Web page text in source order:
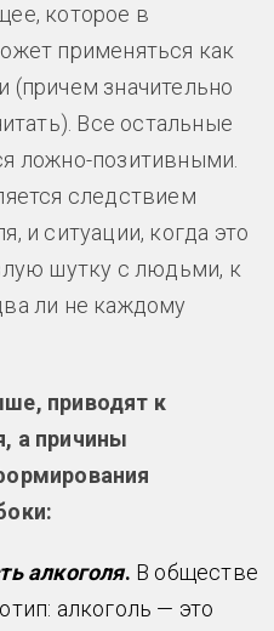
которое в
применяться как
значительно
Все остальные
ложно-позитивными.
следствием
и ситуации, когда это
шутку с людьми, к
ли не каждому
приводят к
а причины
алкоголя. В обществе
алкоголь — это